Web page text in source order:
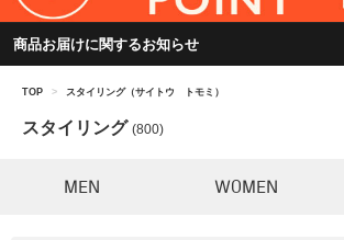
商品お届けに関するお知らせ
TOP > スタイリング（サイトウ トモミ）
スタイリング (800)
MEN WOMEN